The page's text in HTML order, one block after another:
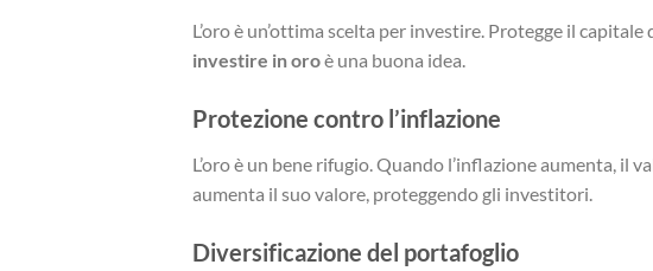
L’oro è un’ottima scelta per investire. Protegge il
investire in oroè una buona idea.
Protezione contro l’inflazione
L’oro è un bene rifugio. Quando l’inflazione aumenta, il
aumenta il suo valore, proteggendo gli investitori.
Diversificazione del portafoglio